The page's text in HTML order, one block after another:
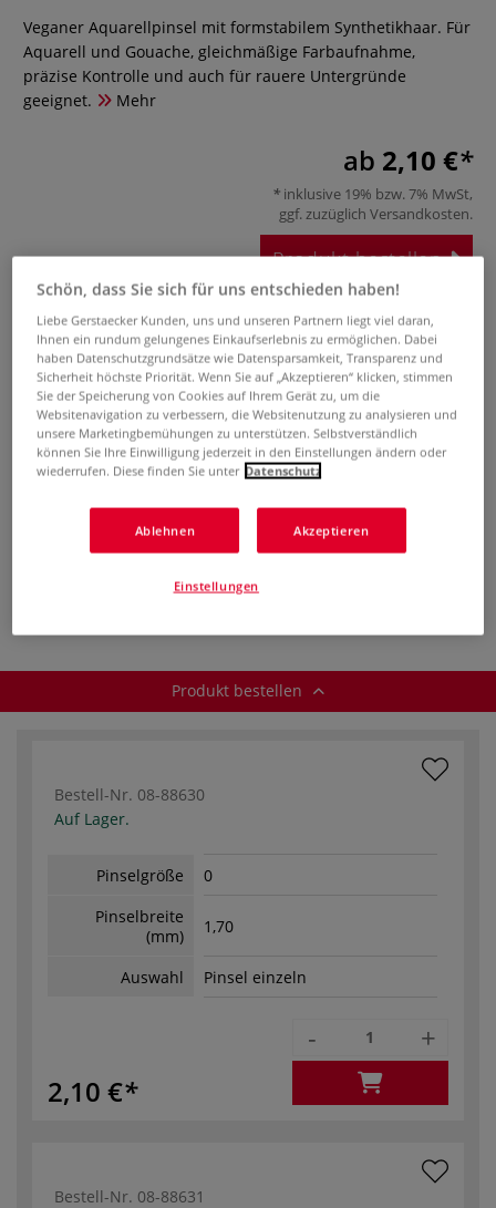
Veganer Aquarellpinsel mit formstabilem Synthetikhaar. Für
Aquarell und Gouache, gleichmäßige Farbaufnahme,
präzise Kontrolle und auch für rauere Untergründe
geeignet.
Mehr
ab 2,10 €
inklusive 19% bzw. 7% MwSt,
ggf. zuzüglich Versandkosten.
Produkt bestellen
Das könnte Sie auch interessieren
Borciani e Bonazzi
Serie 900 PRISMA
17 Pinsel
Borciani e Bonazzi
Serie 901 PRISMA
flach
5 Pinsel
Borciani e Bonazzi
Serie 903 PRISMA
Produkt bestellen
Bestell-Nr. 08-88630
Auf Lager.
Pinselgröße
0
Pinselbreite
(mm)
1,70
Auswahl Pinsel einzeln
2,10 €
- +
Bestell-Nr. 08-88631
Schön, dass Sie sich für uns entschieden haben!
Liebe Gerstaecker Kunden, uns und unseren Partnern liegt viel daran,
Ihnen ein rundum gelungenes Einkaufserlebnis zu ermöglichen. Dabei
haben Datenschutzgrundsätze wie Datensparsamkeit, Transparenz und
Sicherheit höchste Priorität. Wenn Sie auf „Akzeptieren“ klicken, stimmen
Sie der Speicherung von Cookies auf Ihrem Gerät zu, um die
Websitenavigation zu verbessern, die Websitenutzung zu analysieren und
unsere Marketingbemühungen zu unterstützen. Selbstverständlich
können Sie Ihre Einwilligung jederzeit in den Einstellungen ändern oder
wiederrufen. Diese finden Sie unter Datenschutz
Ablehnen Akzeptieren
Einstellungen